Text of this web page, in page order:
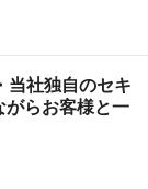
当社独自のセキ
がらお客様と一